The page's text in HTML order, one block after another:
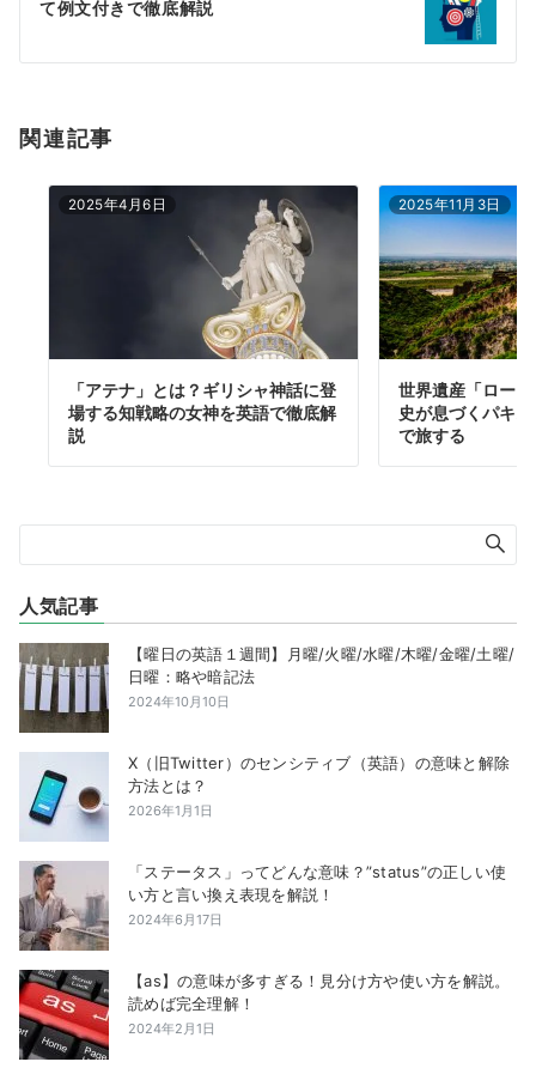
ン
て例文付きで徹底解説
関連記事
2025年4月6日
「アテナ」とは？ギリシャ神話に登
場する知戦略の女神を英語で徹底解
説
2025年11月3日
世界遺産「ロー
史が息づくパキ
で旅する
人気記事
【曜日の英語１週間】月曜/火曜/水曜/木曜/金曜/土曜/
日曜：略や暗記法
2024年10月10日
X（旧Twitter）のセンシティブ（英語）の意味と解除
方法とは？
2026年1月1日
「ステータス」ってどんな意味？”status”の正しい使
い方と言い換え表現を解説！
2024年6月17日
【as】の意味が多すぎる！見分け方や使い方を解説。
読めば完全理解！
2024年2月1日